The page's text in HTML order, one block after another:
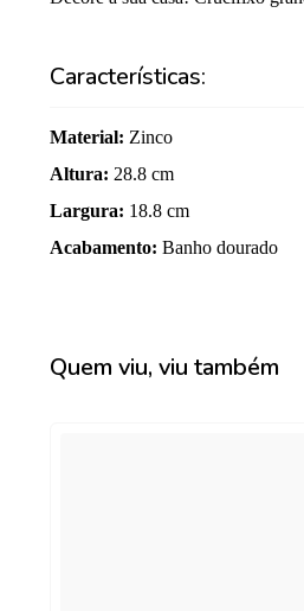
Características:
Material: Zinco
Altura: 28.8 cm
Largura: 18.8 cm
Acabamento: Banho dourado
Quem viu, viu também